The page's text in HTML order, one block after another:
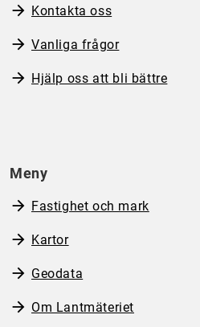
Kontakta oss
Vanliga frågor
Hjälp oss att bli bättre
Meny
Fastighet och mark
Kartor
Geodata
Om Lantmäteriet